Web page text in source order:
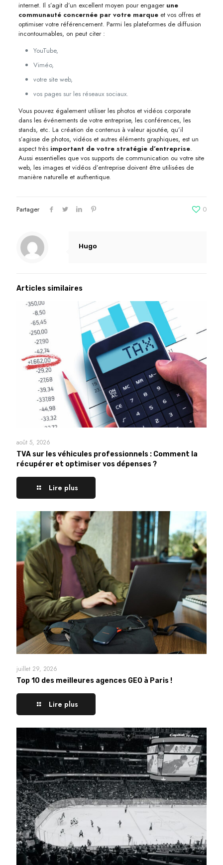
internet. Il s’agit d’un excellent moyen pour engager une
communauté concernée par votre marqueet vos offres et
optimiser votre référencement. Parmi les plateformes de diffusion
incontournables, on peut citer :
YouTube,
Viméo,
votre site web,
vos pages sur les réseaux sociaux.
Vous pouvez également utiliser les photos et vidéos corporate
dans les événements de votre entreprise, les conférences, les
stands, etc. La création de contenus à valeur ajoutée, qu’il
s’agisse de photos, vidéos et autres éléments graphiques, est un
aspect très important de votre stratégie d’entreprise.
Aussi essentielles que vos supports de communication ou votre site
web, les images et vidéos d’entreprise doivent être utilisées de
manière naturelle et authentique.
Partager 0
Hugo
Articles similaires
août 5, 2026
TVA sur les véhicules professionnels : Comment la
récupérer et optimiser vos dépenses ?
Lire plus
juillet 29, 2026
Top 10 des meilleures agences GEO à Paris !
Lire plus